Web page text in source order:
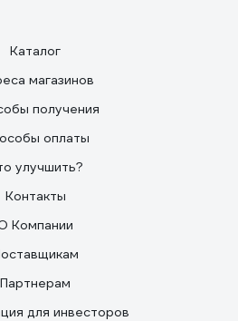
Каталог
магазинов
получения
оплаты
улучшить?
Контакты
Компании
Партнерам
для инвесторов